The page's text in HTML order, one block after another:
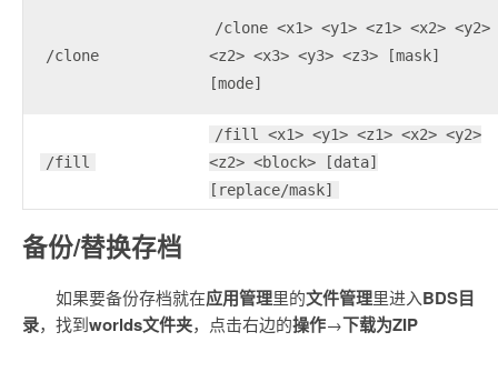
/clone
/clone <x1> <y1> <z1> <x2> <y2>
<z2> <x3> <y3> <z3> [mask]
[mode]
/fill
/fill <x1> <y1> <z1> <x2> <y2>
<z2> <block> [data]
[replace/mask]
备份/替换存档
如果要备份存档就在应用管理里的文件管理里进入BDS目
录，找到worlds文件夹，点击右边的操作→下载为ZIP